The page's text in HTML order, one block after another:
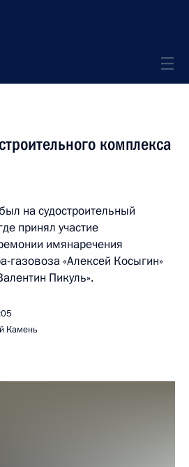
комплекса
на судостроительный
принял участие
имянаречения
газовоза «Алексей Косыгин»
Пикуль».
Камень